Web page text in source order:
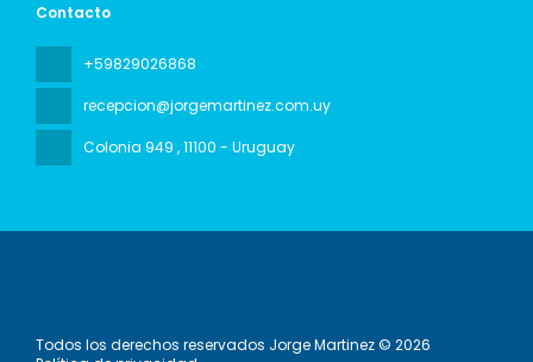
Contacto
+59829026868
recepcion@jorgemartinez.com.uy
Colonia 949 , 11100 - Uruguay
Todos los derechos reservados Jorge Martinez © 2026